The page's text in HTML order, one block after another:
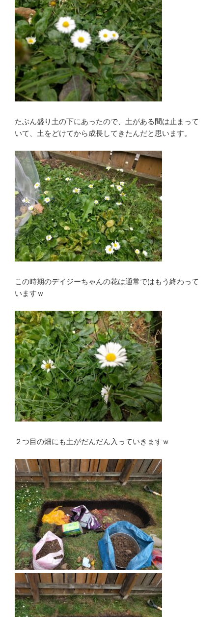
たぶん盛り土の下にあったので、土がある間は止まって
いて、土をどけてから成長してきたんだと思います。
この時期のデイジーちゃんの花は通常ではもう終わって
いますｗ
２つ目の畑にも土がだんだん入っていきますｗ